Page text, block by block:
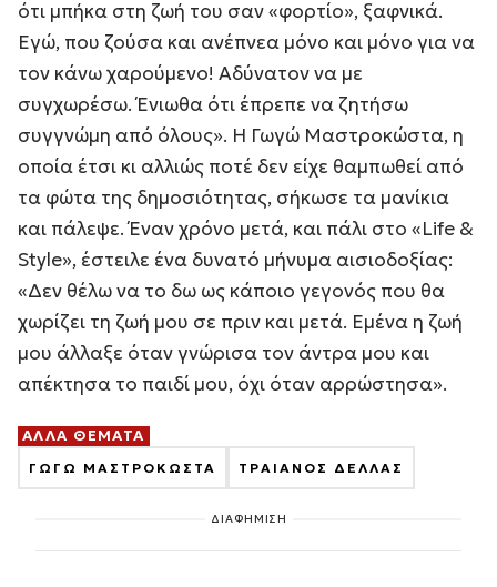
ότι μπήκα στη ζωή του σαν «φορτίο», ξαφνικά.
Εγώ, που ζούσα και ανέπνεα μόνο και μόνο για να
τον κάνω χαρούμενο! Αδύνατον να με
συγχωρέσω. Ένιωθα ότι έπρεπε να ζητήσω
συγγνώμη από όλους». Η Γωγώ Μαστροκώστα, η
οποία έτσι κι αλλιώς ποτέ δεν είχε θαμπωθεί από
τα φώτα της δημοσιότητας, σήκωσε τα μανίκια
και πάλεψε. Έναν χρόνο μετά, και πάλι στο «Life &
Style», έστειλε ένα δυνατό μήνυμα αισιοδοξίας:
«Δεν θέλω να το δω ως κάποιο γεγονός που θα
χωρίζει τη ζωή μου σε πριν και μετά. Εμένα η ζωή
μου άλλαξε όταν γνώρισα τον άντρα μου και
απέκτησα το παιδί μου, όχι όταν αρρώστησα».
ΑΛΛΑ ΘΕΜΑΤΑ
ΓΩΓΩ ΜΑΣΤΡΟΚΩΣΤΑ ΤΡΑΙΑΝΟΣ ΔΕΛΛΑΣ
ΔΙΑΦΗΜΙΣΗ